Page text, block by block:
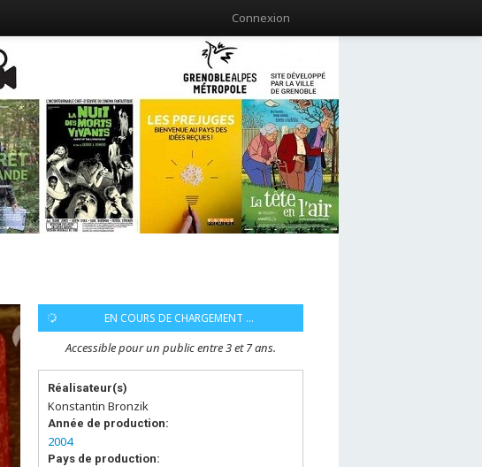
Connexion
EN COURS DE CHARGEMENT ...
Accessible pour un public entre 3 et 7 ans.
Réalisateur(s)
Konstantin Bronzik
Année de production:
2004
Pays de production: